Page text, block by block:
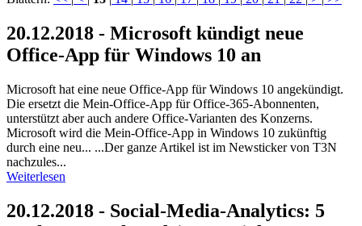
20.12.2018 - Microsoft kündigt neue
Office-App für Windows 10 an
Microsoft hat eine neue Office-App für Windows 10 angekündigt.
Die ersetzt die Mein-Office-App für Office-365-Abonnenten,
unterstützt aber auch andere Office-Varianten des Konzerns.
Microsoft wird die Mein-Office-App in Windows 10 zukünftig
durch eine neu... ...Der ganze Artikel ist im Newsticker von T3N
nachzules...
Weiterlesen
20.12.2018 - Social-Media-Analytics: 5